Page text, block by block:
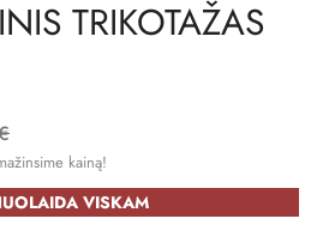
TRIKOTAŽAS
kainą!
VISKAM